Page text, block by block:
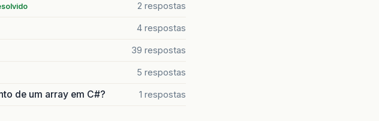
foram R$" + Math.Round(jurosFaixa3, 2).ToString() + " e o
o valor dos juros na faixa de 15%, subtrai do rendimento e mostra o
0.15;
2 respostas
4 respostas
39 respostas
5 respostas
de um array em C#? 1 respostas